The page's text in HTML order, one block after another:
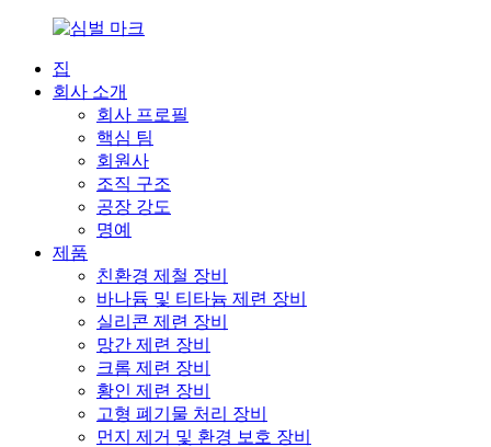
집
회사 소개
회사 프로필
핵심 팀
회원사
조직 구조
공장 강도
명예
제품
친환경 제철 장비
바나듐 및 티타늄 제련 장비
실리콘 제련 장비
망간 제련 장비
크롬 제련 장비
황인 제련 장비
고형 폐기물 처리 장비
먼지 제거 및 환경 보호 장비